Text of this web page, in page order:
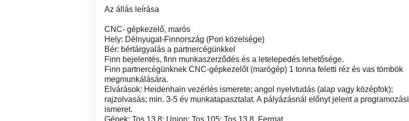
Az állás leírása
CNC- gépkezelő, marós
Hely: Délnyugat-Finnország (Pori közelsége)
Bér: bértárgyalás a partnercégünkkel
Finn bejelentés, finn munkaszerződés és a letelepedés lehetősége.
Finn partnercégünknek CNC-gépkezelőt (marógép) 1 tonna feletti réz és vas tömbök
megmunkálására.
Elvárások: Heidenhain vezérlés ismerete; angol nyelvtudás (alap vagy középfok);
rajzolvasás; min. 3-5 év munkatapasztalat. A pályázásnál előnyt jelent a programozási
ismeret.
Gépek: Tos 13.8; Union; Tos 105; Tos 13.8, Fermat